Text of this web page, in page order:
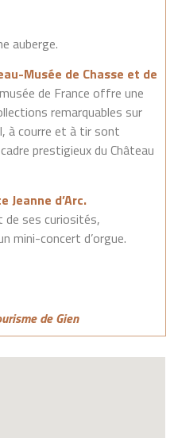
auberge.
Musée de Chasse et de
de France offre une
remarquables sur
à courre et à tir sont
prestigieux du Château
Jeanne d’Arc.
ses curiosités,
mini-concert d’orgue.
de Gien